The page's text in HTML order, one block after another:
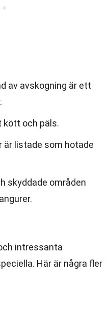
av avskogning är ett
kött och päls.
är listade som hotade
skyddade områden
intressanta
Här är några fler